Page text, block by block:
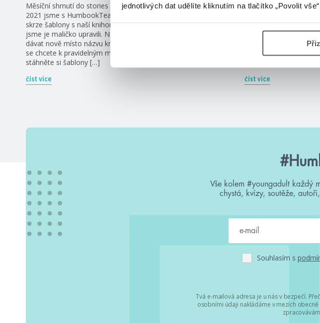
jednotlivých dat udělíte kliknutím na tlačítko „Povolit vše“.
Měsíční shrnutí do stories pravidelně po celý rok. V létě
2021 jsme s HumbookTeamem začali mapovat náš rok
skrze šablony s naší knihomolkou Hedvikou a letos
jsme je maličko upravili. Ne moc, ale přišlo nám lepší
dávat nově místo názvu knihy přímo její obálku. Pokud
se chcete k pravidelným měsíčním shrnutím přidat,
stáhněte si šablony […]
číst více
Měsíční shrnutí do
šablony s naší
stáhněte si šablony a
stories (budeme moc
číst více
Vše kolem #youngadult každý
chystá, kvízy, soutěže,
Souhlasím s
Tvá e-mailová adresa je u nás v bezpečí.
osobními údaji nakládáme v mezích